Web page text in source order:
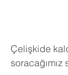
Çelişkide
soracağımız